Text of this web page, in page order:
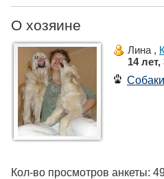
О хозяине
Лина ,
14
Собаки
Кол-во просмотров анкеты: